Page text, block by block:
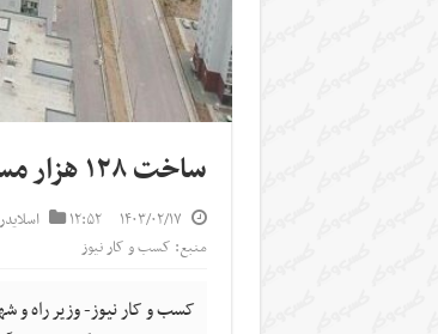
ساخت ۱۲۸ هزار مسکن مهر بدون آورده متقاضیان
۱۴۰۳/۰۲/۱۷ ۱۲:۵۲
منبع: کسب و کار نیوز